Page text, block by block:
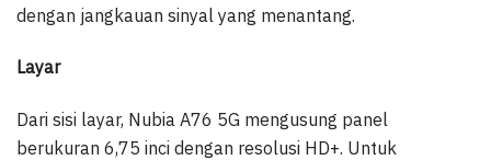
dengan jangkauan sinyal yang menantang.
Layar
Dari sisi layar, Nubia A76 5G mengusung panel
berukuran 6,75 inci dengan resolusi HD+. Untuk